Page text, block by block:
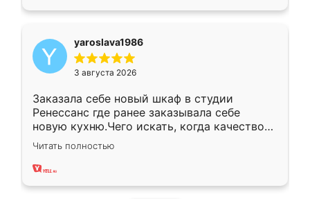
yaroslava1986
3 августа 2026
Заказала себе новый шкаф в студии
Ренессанс где ранее заказывала себе
новую кухню.Чего искать, когда качеством
вполне довольна. Служит кухня уже почти
два года, нареканий нет.
Читать полностью